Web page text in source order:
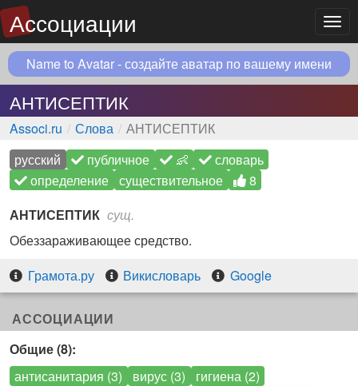
Ассоциации
Name to Avatar - создайте аватар по вашему имени
АНТИСЕПТИК
Associ.ru Слова
АНТИСЕПТИК
русский
публичное 👶
словарь
определение существительное
8
АНТИСЕПТИК сущ.
Обеззараживающее средство.
Грамота.ру
Викисловарь Google
АССОЦИАЦИИ
Общие (8):
антисанитария (3)
вирус (3)
гигиена (2)